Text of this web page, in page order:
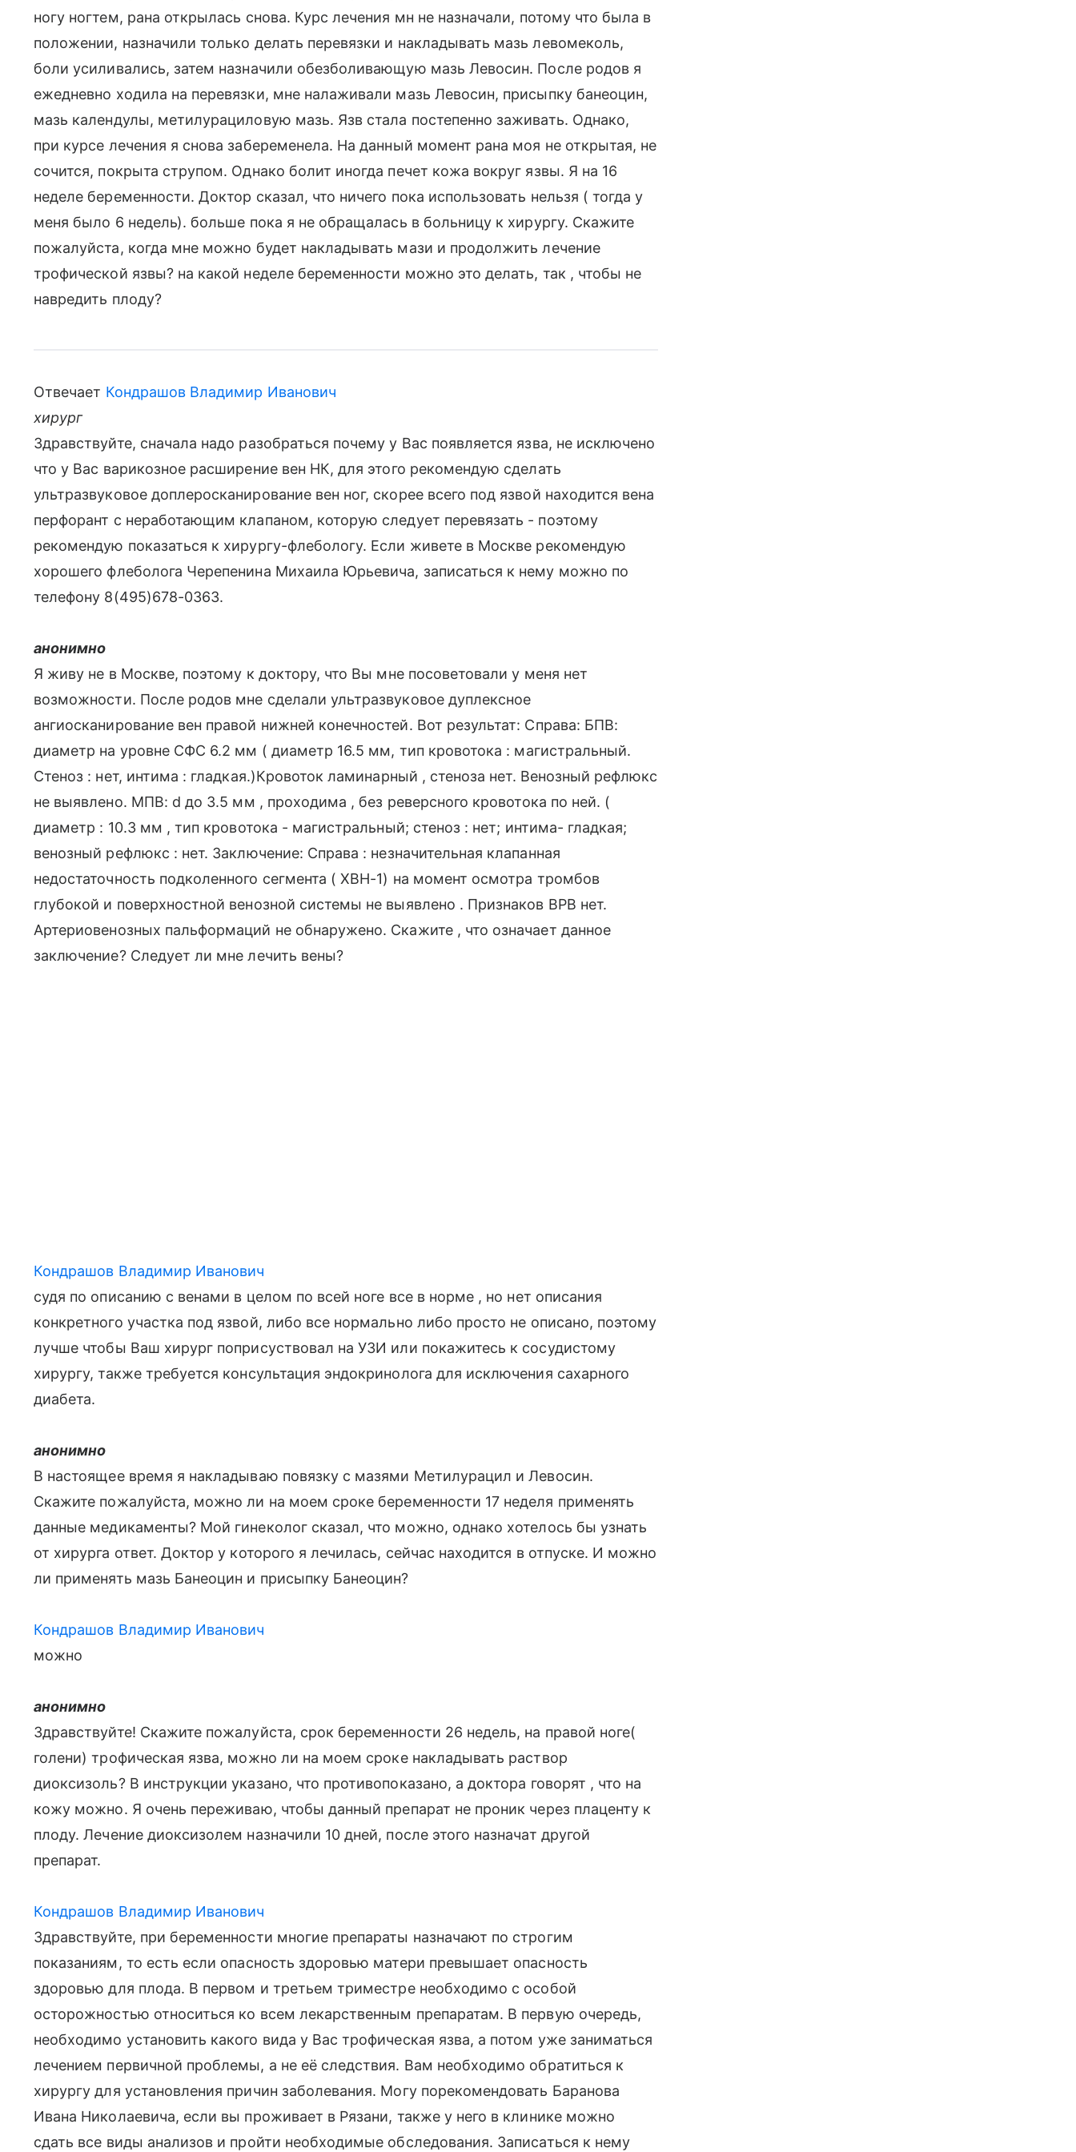
ногу ногтем, рана открылась снова. Курс лечения мн не назначали, потому что была в
положении, назначили только делать перевязки и накладывать мазь левомеколь,
боли усиливались, затем назначили обезболивающую мазь Левосин. После родов я
ежедневно ходила на перевязки, мне налаживали мазь Левосин, присыпку банеоцин,
мазь календулы, метилурациловую мазь. Язв стала постепенно заживать. Однако,
при курсе лечения я снова забеременела. На данный момент рана моя не открытая, не
сочится, покрыта струпом. Однако болит иногда печет кожа вокруг язвы. Я на 16
неделе беременности. Доктор сказал, что ничего пока использовать нельзя ( тогда у
меня было 6 недель). больше пока я не обращалась в больницу к хирургу. Скажите
пожалуйста, когда мне можно будет накладывать мази и продолжить лечение
трофической язвы? на какой неделе беременности можно это делать, так , чтобы не
навредить плоду?
Отвечает Кондрашов Владимир Иванович
хирург
Здравствуйте, сначала надо разобраться почему у Вас появляется язва, не исключено
что у Вас варикозное расширение вен НК, для этого рекомендую сделать
ультразвуковое доплеросканирование вен ног, скорее всего под язвой находится вена
перфорант с неработающим клапаном, которую следует перевязать - поэтому
рекомендую показаться к хирургу-флебологу. Если живете в Москве рекомендую
хорошего флеболога Черепенина Михаила Юрьевича, записаться к нему можно по
телефону 8(495)678-0363.
анонимно
Я живу не в Москве, поэтому к доктору, что Вы мне посоветовали у меня нет
возможности. После родов мне сделали ультразвуковое дуплексное
ангиосканирование вен правой нижней конечностей. Вот результат: Справа: БПВ:
диаметр на уровне СФС 6.2 мм ( диаметр 16.5 мм, тип кровотока : магистральный.
Стеноз : нет, интима : гладкая.)Кровоток ламинарный , стеноза нет. Венозный рефлюкс
не выявлено. МПВ: d до 3.5 мм , проходима , без реверсного кровотока по ней. (
диаметр : 10.3 мм , тип кровотока - магистральный; стеноз : нет; интима- гладкая;
венозный рефлюкс : нет. Заключение: Справа : незначительная клапанная
недостаточность подколенного сегмента ( ХВН-1) на момент осмотра тромбов
глубокой и поверхностной венозной системы не выявлено . Признаков ВРВ нет.
Артериовенозных пальформаций не обнаружено. Скажите , что означает данное
заключение? Следует ли мне лечить вены?
Кондрашов Владимир Иванович
судя по описанию с венами в целом по всей ноге все в норме , но нет описания
конкретного участка под язвой, либо все нормально либо просто не описано, поэтому
лучше чтобы Ваш хирург поприсуствовал на УЗИ или покажитесь к сосудистому
хирургу, также требуется консультация эндокринолога для исключения сахарного
диабета.
анонимно
В настоящее время я накладываю повязку с мазями Метилурацил и Левосин.
Скажите пожалуйста, можно ли на моем сроке беременности 17 неделя применять
данные медикаменты? Мой гинеколог сказал, что можно, однако хотелось бы узнать
от хирурга ответ. Доктор у которого я лечилась, сейчас находится в отпуске. И можно
ли применять мазь Банеоцин и присыпку Банеоцин?
Кондрашов Владимир Иванович
можно
анонимно
Здравствуйте! Скажите пожалуйста, срок беременности 26 недель, на правой ноге(
голени) трофическая язва, можно ли на моем сроке накладывать раствор
диоксизоль? В инструкции указано, что противопоказано, а доктора говорят , что на
кожу можно. Я очень переживаю, чтобы данный препарат не проник через плаценту к
плоду. Лечение диоксизолем назначили 10 дней, после этого назначат другой
препарат.
Кондрашов Владимир Иванович
Здравствуйте, при беременности многие препараты назначают по строгим
показаниям, то есть если опасность здоровью матери превышает опасность
здоровью для плода. В первом и третьем триместре необходимо с особой
осторожностью относиться ко всем лекарственным препаратам. В первую очередь,
необходимо установить какого вида у Вас трофическая язва, а потом уже заниматься
лечением первичной проблемы, а не её следствия. Вам необходимо обратиться к
хирургу для установления причин заболевания. Могу порекомендовать Баранова
Ивана Николаевича, если вы проживает в Рязани, также у него в клинике можно
сдать все виды анализов и пройти необходимые обследования. Записаться к нему